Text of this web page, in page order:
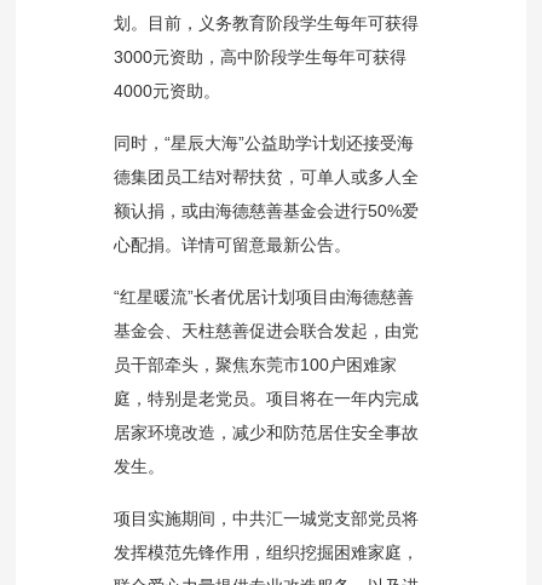
划。目前，义务教育阶段学生每年可获得
3000元资助，高中阶段学生每年可获得
4000元资助。
同时，“星辰大海”公益助学计划还接受海
德集团员工结对帮扶贫，可单人或多人全
额认捐，或由海德慈善基金会进行50%爱
心配捐。详情可留意最新公告。
“红星暖流”长者优居计划项目由海德慈善
基金会、天柱慈善促进会联合发起，由党
员干部牵头，聚焦东莞市100户困难家
庭，特别是老党员。项目将在一年内完成
居家环境改造，减少和防范居住安全事故
发生。
项目实施期间，中共汇一城党支部党员将
发挥模范先锋作用，组织挖掘困难家庭，